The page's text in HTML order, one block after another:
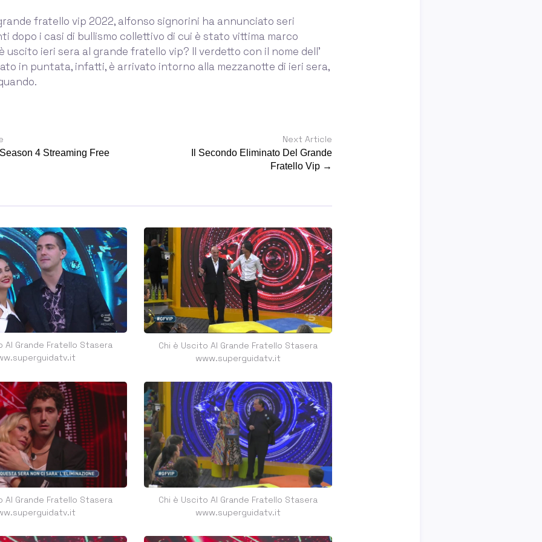
fratello vip 2022, alfonso signorini ha annunciato seri
dopo i casi di bullismo collettivo di cui è stato vittima marco
uscito ieri sera al grande fratello vip? Il verdetto con il nome dell’
in puntata, infatti, è arrivato intorno alla mezzanotte di ieri sera,
4 Streaming Free
Next Article
Il Secondo Eliminato Del Grande
Fratello Vip →
Al Grande Fratello Stasera
Chi è Uscito Al Grande Fratello Stasera
www.superguidatv.it
Al Grande Fratello Stasera
Chi è Uscito Al Grande Fratello Stasera
www.superguidatv.it